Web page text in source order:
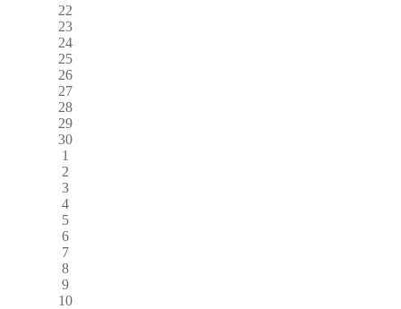
22
23
24
25
26
27
28
29
30
1
2
3
4
5
6
7
8
9
10